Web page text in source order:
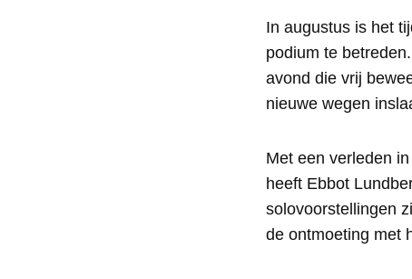
In augustus is het
podium te
avond die vrij
nieuwe wegen
Met een verleden
heeft Ebbot
solovoorstellingen
de ontmoeting met